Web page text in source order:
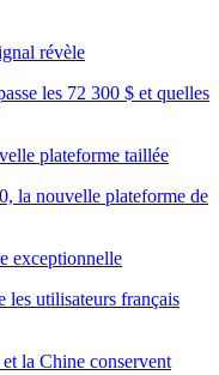
révèle
les 72 300 $ et quelles
plateforme taillée
la nouvelle plateforme de
exceptionnelle
les utilisateurs français
la Chine conservent